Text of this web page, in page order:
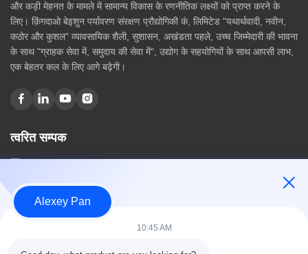
और कड़ी मेहनत के मामले में सामान्य विकास के रणनीतिक लक्ष्यों को प्राप्त करने के
लिए। क़िंगदाओ बेइशुन पर्यावरण संरक्षण प्रौद्योगिकी कं, लिमिटेड "यथार्थवादी, नवीन,
कठोर और कुशल" व्यावसायिक शैली, सुशासन, अखंडता पहले, उच्च जिम्मेदारी की भावना
के साथ "ग्राहक सेवा में, समुदाय की सेवा में", उद्योग के सहयोगियों के साथ आपसी लाभ,
एक बेहतर कल के लिए आगे बढ़ेगी।
त्वरित सम्पक
घर
उत्पादों
संपर्क करें
श्रेणियाँ
Alexey Pan
10:45 AM